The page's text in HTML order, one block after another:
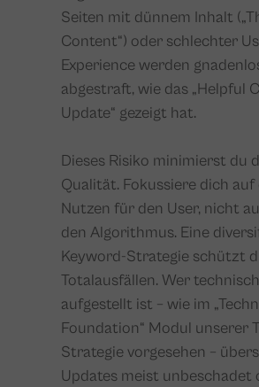
Seiten mit dünnem Inhalt
Content“) oder schlechter
Experience werden
abgestraft, wie das „Helpful
Update“ gezeigt hat.
Dieses Risiko minimierst du
Qualität. Fokussiere dich auf
Nutzen für den User, nicht
den Algorithmus. Eine
Keyword-Strategie schützt
Totalausfällen. Wer
aufgestellt ist – wie im
Foundation“ Modul unserer
Strategie vorgesehen –
Updates meist unbeschadet